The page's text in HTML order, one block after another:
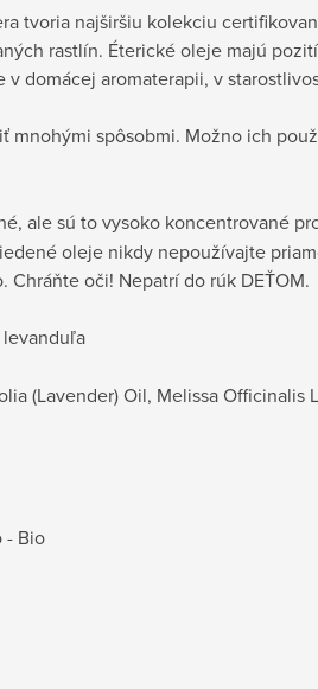
tvoria najširšiu kolekciu
rastlín. Éterické oleje majú
domácej aromaterapii, v
mnohými spôsobmi. Možno ich
ale sú to vysoko koncentrované
oleje nikdy nepoužívajte
oči! Nepatrí do rúk DEŤOM.
levanduľa
(Lavender) Oil, Melissa Officinalis
- Bio